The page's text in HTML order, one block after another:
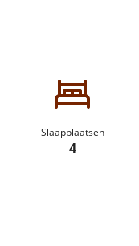
Slaapplaatsen
4